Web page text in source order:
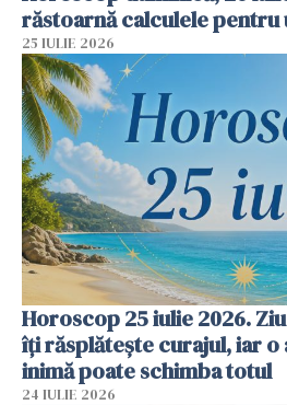
răstoarnă calculele pentru
25 IULIE 2026
Horoscop 25 iulie 2026.
îți răsplătește curajul, iar
inimă poate schimba totul
24 IULIE 2026